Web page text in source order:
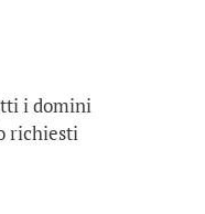
i domini
richiesti